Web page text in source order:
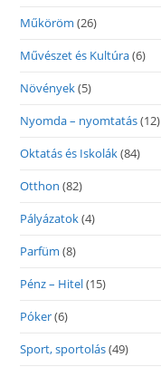
Műköröm (26)
Művészet és Kultúra(6)
Növények(5)
Nyomda – nyomtatás(12)
Oktatás és Iskolák(84)
Otthon (82)
Pályázatok(4)
Parfüm (8)
Pénz – Hitel(15)
Póker(6)
Sport, sportolás(49)